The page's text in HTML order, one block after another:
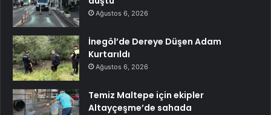
Ağustos 6, 2026
İnegöl’de Dereye Düşen Adam
Kurtarıldı
Ağustos 6, 2026
Temiz Maltepe için ekipler
Altayçeşme’de sahada